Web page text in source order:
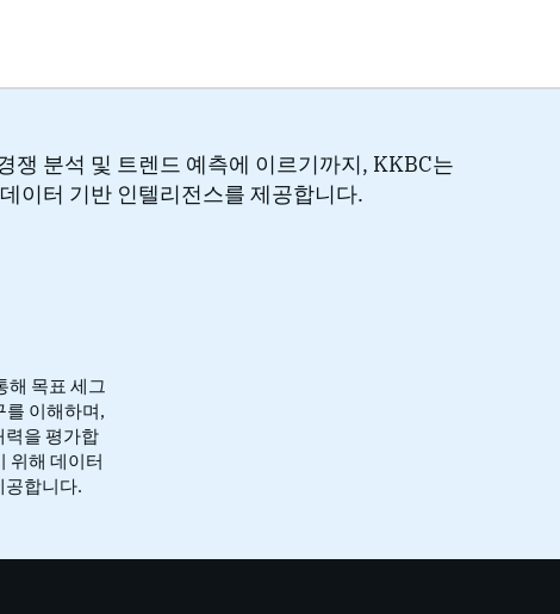
쟁 분석 및 트렌드 예측에 이르기까지, KKBC는
이터 기반 인텔리전스를 제공합니다.
해 목표 세그
를 이해하며,
력을 평가합
위해 데이터
공합니다.